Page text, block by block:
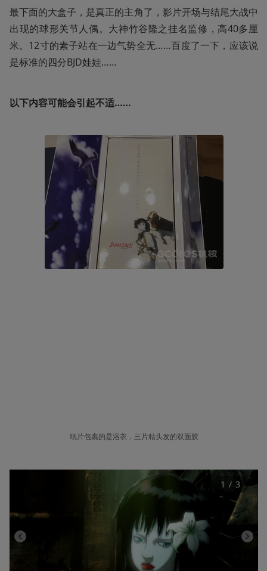
最下面的大盒子，是真正的主角了，影片开场与结尾大战中
出现的球形关节人偶。大神竹谷隆之挂名监修，高40多厘
米。12寸的素子站在一边气势全无……百度了一下，应该说
是标准的四分BJD娃娃……
以下内容可能会引起不适……
纸片包裹的是浴衣，三片粘头发的双面胶
1 / 3